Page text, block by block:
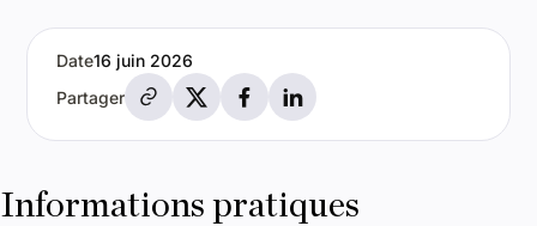
PartagerPartager par e-mail
Partager sur X
Partager sur Facebook
Partager sur LinkedIn
Date16 juin 2026
Informations pratiques